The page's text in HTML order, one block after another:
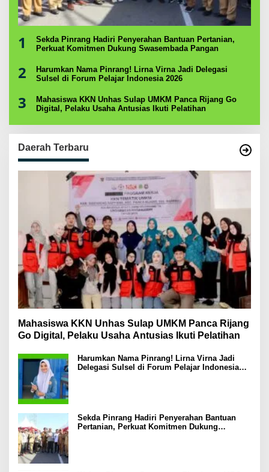
1
Sekda Pinrang Hadiri Penyerahan Bantuan Pertanian,
Perkuat Komitmen Dukung Swasembada Pangan
2
Harumkan Nama Pinrang! Lirna Virna Jadi Delegasi
Sulsel di Forum Pelajar Indonesia 2026
3
Mahasiswa KKN Unhas Sulap UMKM Panca Rijang Go
Digital, Pelaku Usaha Antusias Ikuti Pelatihan
Daerah Terbaru
Mahasiswa KKN Unhas Sulap UMKM Panca Rijang
Go Digital, Pelaku Usaha Antusias Ikuti Pelatihan
Harumkan Nama Pinrang! Lirna Virna Jadi
Delegasi Sulsel di Forum Pelajar Indonesia
Sekda Pinrang Hadiri Penyerahan Bantuan
Pertanian, Perkuat Komitmen Dukung